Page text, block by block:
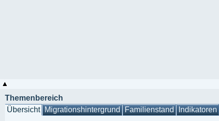
Themenbereich
Übersicht Migrationshintergrund Familienstand Indikatoren